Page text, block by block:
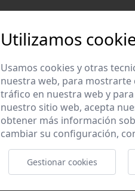
Utilizamos
Usamos cookies y otras
nuestra web, para mostrarte
tráfico en nuestra web y
nuestro sitio web, acepta
obtener más información
cambiar su configuración,
Gestionar cookies